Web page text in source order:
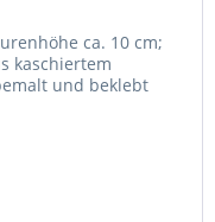
ca. 10 cm;
kaschiertem
und beklebt